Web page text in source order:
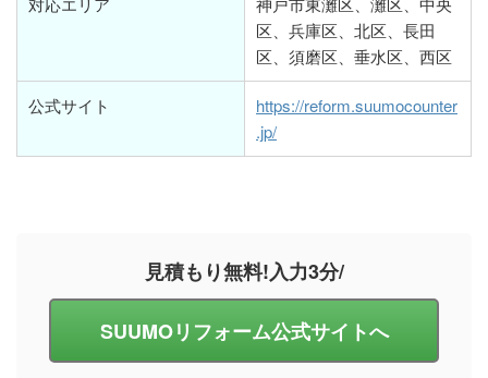
区、兵庫区、北区、長田
区、須磨区、垂水区、西区
公式サイト
https://reform.suumocounter
.jp/
見積もり無料!入力3分/
SUUMOリフォーム公式サイトへ